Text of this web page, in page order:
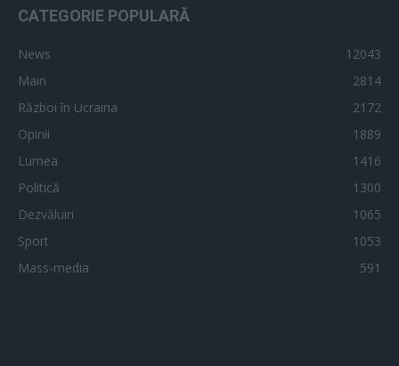
CATEGORIE POPULARĂ
News
12043
Main
2814
Război în Ucraina
2172
Opinii
1889
Lumea
1416
Politică
1300
Dezvăluiri
1065
Sport
1053
Mass-media
591